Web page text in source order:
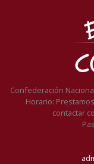
Confederación
Horario:
contactar